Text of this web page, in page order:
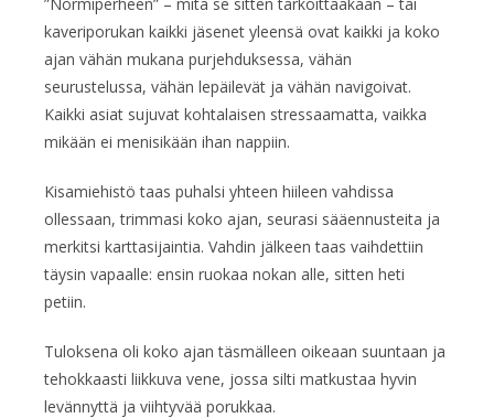
kaveriporukan kaikki jäsenet yleensä ovat kaikki ja koko
ajan vähän mukana purjehduksessa, vähän
seurustelussa, vähän lepäilevät ja vähän navigoivat.
Kaikki asiat sujuvat kohtalaisen stressaamatta, vaikka
mikään ei menisikään ihan nappiin.
Kisamiehistö taas puhalsi yhteen hiileen vahdissa
ollessaan, trimmasi koko ajan, seurasi sääennusteita ja
merkitsi karttasijaintia. Vahdin jälkeen taas vaihdettiin
täysin vapaalle: ensin ruokaa nokan alle, sitten heti
petiin.
Tuloksena oli koko ajan täsmälleen oikeaan suuntaan ja
tehokkaasti liikkuva vene, jossa silti matkustaa hyvin
levännyttä ja viihtyvää porukkaa.